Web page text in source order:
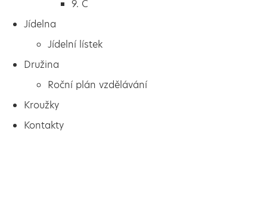
9. C
Jídelna
Jídelní lístek
Družina
Roční plán vzdělávání
Kroužky
Kontakty